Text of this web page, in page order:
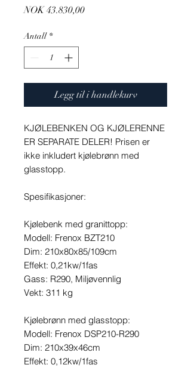
NOK 43.830,00Pris
Antall *
Legg til i handlekurv
KJØLEBENKEN OG KJØLERENNE
ER SEPARATE DELER! Prisen er
ikke inkludert kjølebrønn med
glasstopp.
Spesifikasjoner:
Kjølebenk med granittopp:
Modell: Frenox BZT210
Dim: 210x80x85/109cm
Effekt: 0,21kw/1fas
Gass: R290, Miljøvennlig
Vekt: 311 kg
Kjølebrønn med glasstopp:
Modell: Frenox DSP210-R290
Dim: 210x39x46cm
Effekt: 0,12kw/1fas